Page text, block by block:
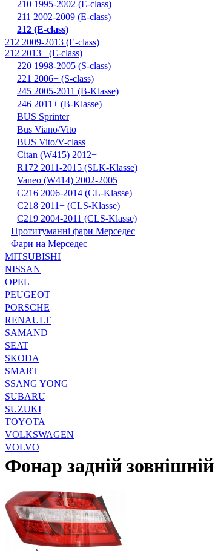
210 1995-2002 (E-class)
211 2002-2009 (E-class)
212 (E-class)
212 2009-2013 (E-class)
212 2013+ (E-class)
220 1998-2005 (S-class)
221 2006+ (S-class)
245 2005-2011 (B-Klasse)
246 2011+ (B-Klasse)
BUS Sprinter
Bus Viano/Vito
BUS Vito/V-class
Citan (W415) 2012+
R172 2011-2015 (SLK-Klasse)
Vaneo (W414) 2002-2005
С216 2006-2014 (CL-Klasse)
С218 2011+ (CLS-Klasse)
С219 2004-2011 (CLS-Klasse)
Протитуманні фари Мерседес
Фари на Мерседес
MITSUBISHI
NISSAN
OPEL
PEUGEOT
PORSCHE
RENAULT
SAMAND
SEAT
SKODA
SMART
SSANG YONG
SUBARU
SUZUKI
TOYOTA
VOLKSWAGEN
VOLVO
Фонар задній